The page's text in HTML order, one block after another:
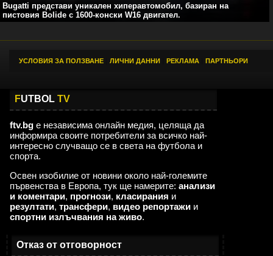
Bugatti представи уникален хиперавтомобил, базиран на
пистовия Bolide с 1600-конски W16 двигател.
УСЛОВИЯ ЗА ПОЛЗВАНЕ ЛИЧНИ ДАННИ РЕКЛАМА ПАРТНЬОРИ
FUTBOL TV
ftv.bg е независима онлайн медия, целяща да
информира своите потребители за всичко най-
интересно случващо се в света на футбола и
спорта.
Освен изобилие от новини около най-големите
първенства в Европа, тук ще намерите: анализи
и коментари, прогнози, класирания и
резултати, трансфери, видео репортажи и
спортни излъчвания на живо.
Отказ от отговорност